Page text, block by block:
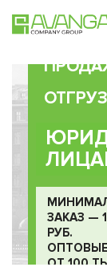
ЗАКАЗ —
РУБ.
ОТ 100